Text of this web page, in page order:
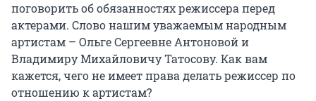
поговорить об обязанностях режиссера перед
актерами. Слово нашим уважаемым народным
артистам – Ольге Сергеевне Антоновой и
Владимиру Михайловичу Татосову. Как вам
кажется, чего не имеет права делать режиссер по
отношению к артистам?